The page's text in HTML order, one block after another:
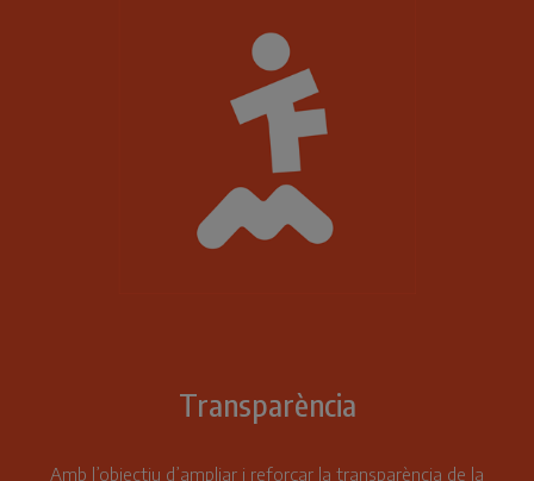
Transparència
Amb l’objectiu d’ampliar i reforçar la transparència de la